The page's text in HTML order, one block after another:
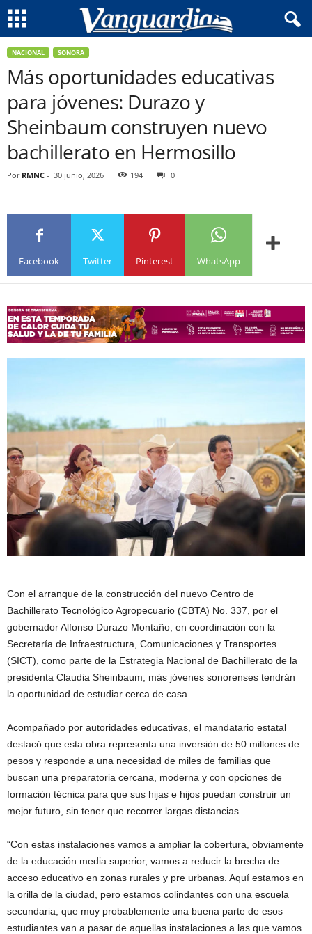
NACIONAL SONORA
Más oportunidades educativas
para jóvenes: Durazo y
Sheinbaum construyen nuevo
bachillerato en Hermosillo
Por RMNC - 30 junio, 2026 194 0
Facebook Twitter Pinterest WhatsApp
Con el arranque de la construcción del nuevo Centro de
Bachillerato Tecnológico Agropecuario (CBTA) No. 337, por el
gobernador Alfonso Durazo Montaño, en coordinación con la
Secretaría de Infraestructura, Comunicaciones y Transportes
(SICT), como parte de la Estrategia Nacional de Bachillerato de la
presidenta Claudia Sheinbaum, más jóvenes sonorenses tendrán
la oportunidad de estudiar cerca de casa.
Acompañado por autoridades educativas, el mandatario estatal
destacó que esta obra representa una inversión de 50 millones de
pesos y responde a una necesidad de miles de familias que
buscan una preparatoria cercana, moderna y con opciones de
formación técnica para que sus hijas e hijos puedan construir un
mejor futuro, sin tener que recorrer largas distancias.
“Con estas instalaciones vamos a ampliar la cobertura, obviamente
de la educación media superior, vamos a reducir la brecha de
acceso educativo en zonas rurales y pre urbanas. Aquí estamos en
la orilla de la ciudad, pero estamos colindantes con una escuela
secundaria, que muy probablemente una buena parte de esos
estudiantes van a pasar de aquellas instalaciones a las que vamos